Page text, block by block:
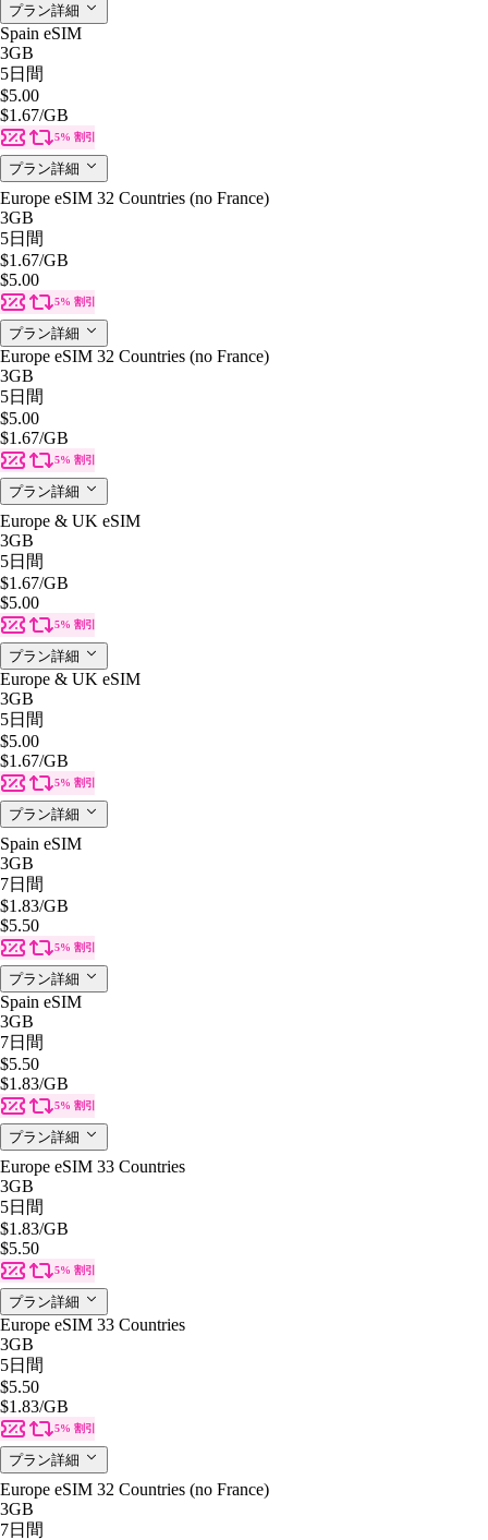
プラン詳細
Spain eSIM
3GB
5日間
$5.00
$1.67/GB
5% 割引
プラン詳細
Europe eSIM 32 Countries (no France)
3GB
5日間
$1.67/GB
$5.00
5% 割引
プラン詳細
Europe eSIM 32 Countries (no France)
3GB
5日間
$5.00
$1.67/GB
5% 割引
プラン詳細
Europe & UK eSIM
3GB
5日間
$1.67/GB
$5.00
5% 割引
プラン詳細
Europe & UK eSIM
3GB
5日間
$5.00
$1.67/GB
5% 割引
プラン詳細
Spain eSIM
3GB
7日間
$1.83/GB
$5.50
5% 割引
プラン詳細
Spain eSIM
3GB
7日間
$5.50
$1.83/GB
5% 割引
プラン詳細
Europe eSIM 33 Countries
3GB
5日間
$1.83/GB
$5.50
5% 割引
プラン詳細
Europe eSIM 33 Countries
3GB
5日間
$5.50
$1.83/GB
5% 割引
プラン詳細
Europe eSIM 32 Countries (no France)
3GB
7日間